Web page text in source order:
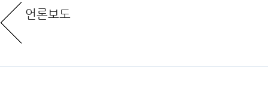
임원현황
역대 회장 · 이사장
언론보도